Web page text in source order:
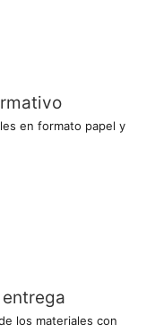
en formato papel y
los materiales con